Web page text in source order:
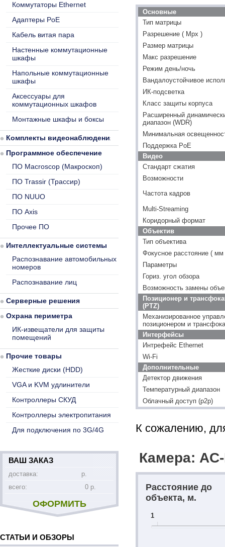
Основные
Тип матрицы
Разрешение ( Mpx )
Размер матрицы
Макс разрешение
Режим день/ночь
Вандалоустойчивое
ИК-подсветка
Класс защиты корпуса
Расширенный
диапазон (WDR)
Минимальная
Поддержка PoE
Видео
Стандарт сжатия
Возможности
Частота кадров
Multi-Streaming
Коридорный формат
Объектив
Тип объектива
Фокусное расстояние ( мм
Параметры
Гориз. угол обзора
Возможность замены
Позиционер и
(PTZ)
Механизированное
позиционером и
Интерфейсы
Интрефейс Ethernet
Wi-Fi
Дополнительные
Детектор движения
Температурный диапазон
Облачный доступ (p2p)
К сожалению,
Камера:
Расстояние до
объекта, м.
1
Коммутаторы Ethernet
Адаптеры PoE
Кабель витая пара
Настенные коммутационные
шкафы
Напольные коммутационные
шкафы
Аксессуары для
коммутационных шкафов
Монтажные шкафы и боксы
Комплекты видеонаблюдения
Программное обеспечение
ПО Macroscop (Макроскоп)
ПО Trassir (Трассир)
ПО NUUO
ПО Axis
Прочее ПО
Интеллектуальные системы
Распознавание автомобильных
номеров
Распознавание лиц
Серверные решения
Охрана периметра
ИК-извещатели для защиты
помещений
Прочие товары
Жесткие диски (HDD)
VGA и KVM удлинители
Контроллеры СКУД
Контроллеры электропитания
Для подключения по 3G/4G
ВАШ ЗАКАЗ
доставка:
р.
всего:
0 р.
ОФОРМИТЬ
СТАТЬИ И ОБЗОРЫ